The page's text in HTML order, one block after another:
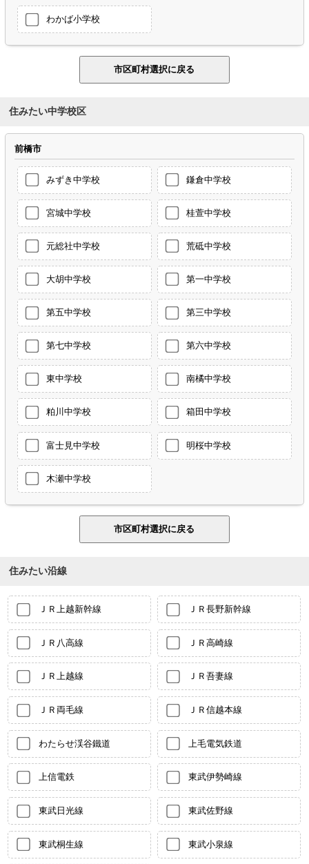
わかば小学校
住みたい中学校区
前橋市
みずき中学校 鎌倉中学校
宮城中学校 桂萱中学校
元総社中学校 荒砥中学校
大胡中学校 第一中学校
第五中学校 第三中学校
第七中学校 第六中学校
東中学校 南橘中学校
粕川中学校 箱田中学校
富士見中学校 明桜中学校
木瀬中学校
住みたい沿線
ＪＲ上越新幹線 ＪＲ長野新幹線
ＪＲ八高線 ＪＲ高崎線
ＪＲ上越線 ＪＲ吾妻線
ＪＲ両毛線 ＪＲ信越本線
わたらせ渓谷鐵道 上毛電気鉄道
上信電鉄 東武伊勢崎線
東武日光線 東武佐野線
東武桐生線 東武小泉線